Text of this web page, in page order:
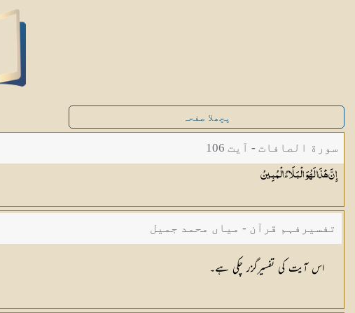
پچھلا صفحہ
سورة الصافات - آیت 106
إِنَّ هَٰذَا لَهُوَ الْبَلَاءُالْمُبِينُ
تفسیرفہم قرآن - میاں محمد جمیل
اس آیت کی تفسیرگزر چکی ہے۔